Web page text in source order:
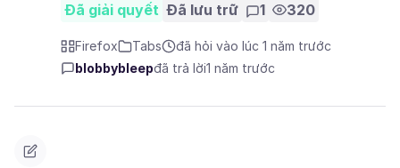
Đã giải quyết Đã lưu trữ 1 320
Firefox Tabs
đã hỏi vào lúc 1 năm trước
blobbybleepđã trả lời1 năm trước